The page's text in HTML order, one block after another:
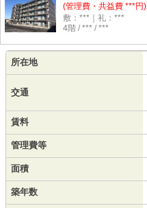
(管理費・共益費 ***円)
敷：***｜礼：***
4階 / *** / ***
所在地
交通
賃料
管理費等
面積
築年数